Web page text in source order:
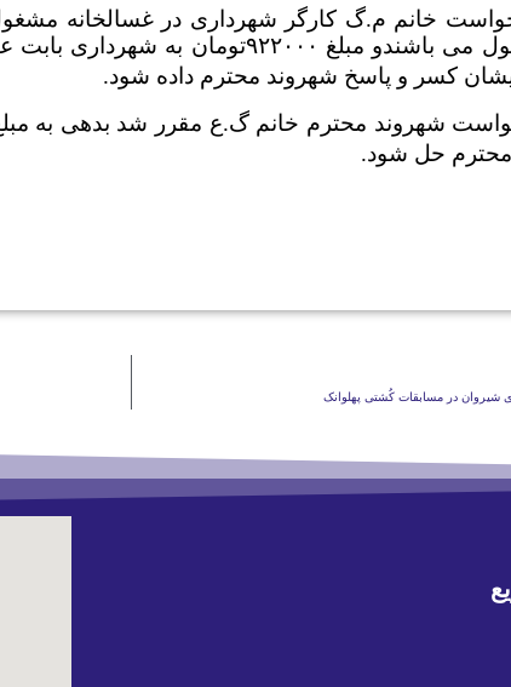
خانم م.گ کارگر شهرداری در غسالخانه
دارای فرزند معلول می باشندو مبلغ
کسر و پاسخ شهروند محترم داده شود.
حل شود.
شیروان در مسابقات کُشتی پهلوانک